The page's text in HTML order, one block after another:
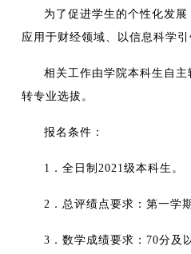
为了促进学生的个性化发
应用于财经领域、以信息科学
相关工作由学院本科生自
转专业选拔。
报名条件：
1 ．全日制 2021级本科生。
2 ．总评绩点要求：第一学
3 ．数学成绩要求： 70分及